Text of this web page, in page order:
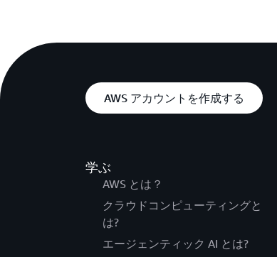
AWS アカウントを作成する
学ぶ
AWS とは？
クラウドコンピューティングと
は?
エージェンティック AI とは?